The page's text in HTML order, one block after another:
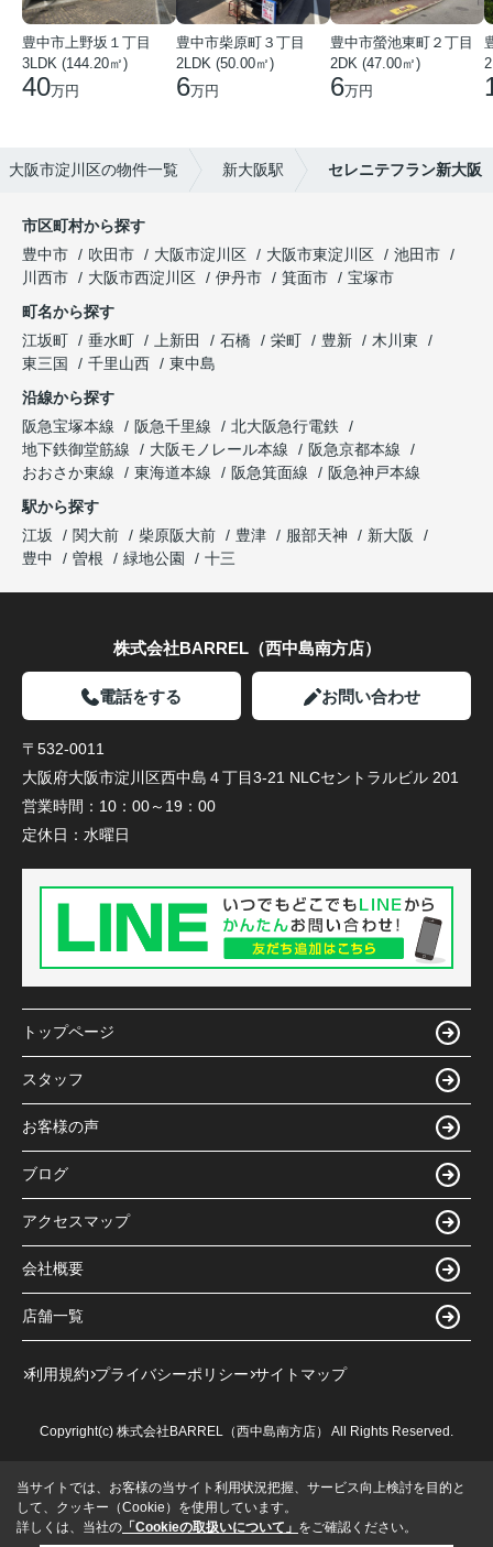
豊中市上野坂１丁目
3LDK (144.20㎡)
40万円
豊中市柴原町３丁目
2LDK (50.00㎡)
6万円
豊中市螢池東町２丁目
2DK (47.00㎡)
6万円
大阪市淀川区の物件一覧 新大阪駅 セレニテフラン新大阪
市区町村から探す
豊中市
吹田市 大阪市淀川区 大阪市東淀川区
池田市
川西市
大阪市西淀川区 伊丹市 箕面市
宝塚市
町名から探す
江坂町
垂水町 上新田 石橋 栄町 豊新
木川東
東三国
千里山西
東中島
沿線から探す
阪急宝塚本線
阪急千里線
北大阪急行電鉄
地下鉄御堂筋線
大阪モノレール本線
阪急京都本線
おおさか東線
東海道本線 阪急箕面線
阪急神戸本線
駅から探す
江坂
関大前 柴原阪大前 豊津 服部天神
新大阪
豊中
曽根 緑地公園 十三
株式会社BARREL（西中島南方店）
電話をする お問い合わせ
〒532-0011
大阪府大阪市淀川区西中島４丁目3-21 NLCセントラルビル 201
営業時間： 10：00～19：00
定休日： 水曜日
トップページ
スタッフ
お客様の声
ブログ
アクセスマップ
会社概要
店舗一覧
利用規約 プライバシーポリシー サイトマップ
Copyright(c) 株式会社BARREL（西中島南方店） All Rights Reserved.
当サイトでは、お客様の当サイト利用状況把握、サービス向上検討を目的と
して、クッキー（Cookie）を使用しています。
詳しくは、当社の 「Cookieの取扱いについて」 をご確認ください。